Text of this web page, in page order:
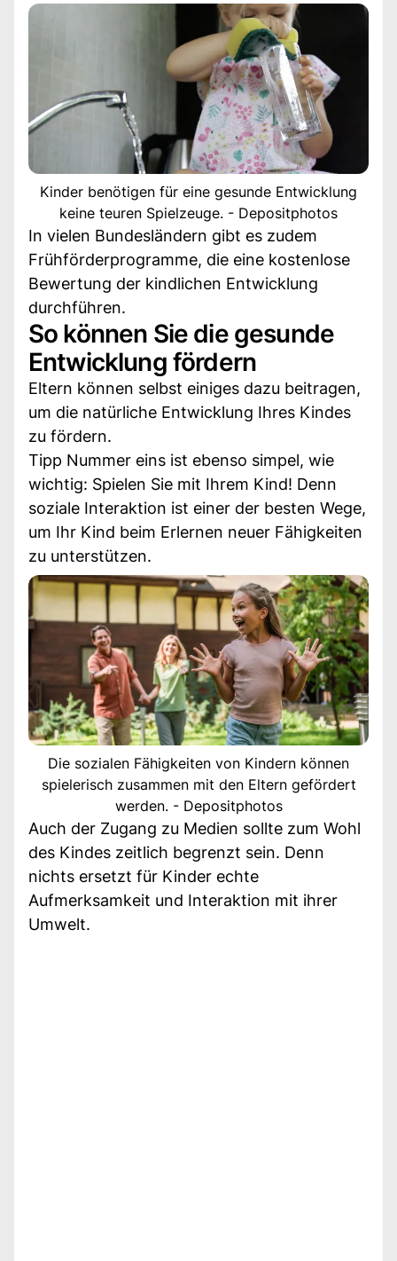
Kinder benötigen für eine gesunde Entwicklung
keine teuren Spielzeuge. - Depositphotos
In vielen Bundesländern gibt es zudem
Frühförderprogramme, die eine kostenlose
Bewertung der kindlichen Entwicklung
durchführen.
So können Sie die gesunde
Entwicklung fördern
Eltern können selbst einiges dazu beitragen,
um die natürliche Entwicklung Ihres Kindes
zu fördern.
Tipp Nummer eins ist ebenso simpel, wie
wichtig: Spielen Sie mit Ihrem Kind! Denn
soziale Interaktion ist einer der besten Wege,
um Ihr Kind beim Erlernen neuer Fähigkeiten
zu unterstützen.
Die sozialen Fähigkeiten von Kindern können
spielerisch zusammen mit den Eltern gefördert
werden. - Depositphotos
Auch der Zugang zu Medien sollte zum Wohl
des Kindes zeitlich begrenzt sein. Denn
nichts ersetzt für Kinder echte
Aufmerksamkeit und Interaktion mit ihrer
Umwelt.